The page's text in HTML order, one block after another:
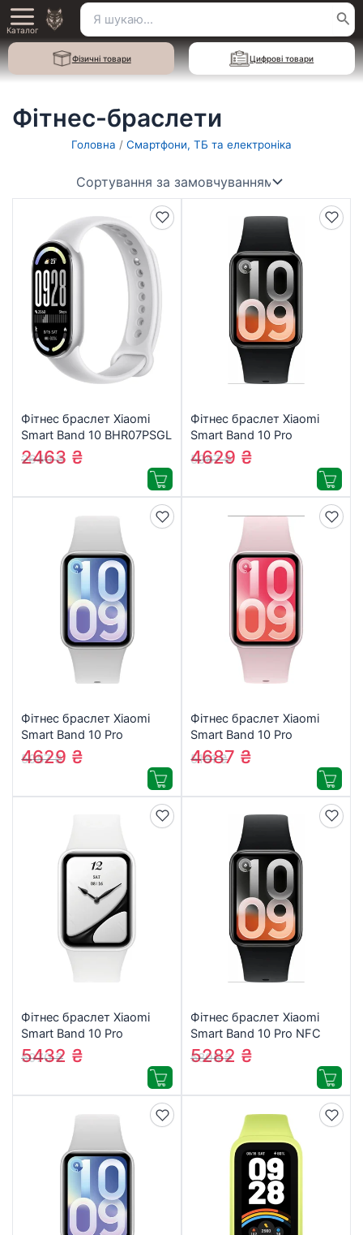
Перейти
до
вмісту
Main
Menu
Каталог
Пошук
для:
Фізичні товари Цифрові товари
Фітнес-браслети
Головна / Смартфони, ТБ та електроніка
Фітнес браслет Xiaomi
Smart Band 10 BHR07PSGL
Срібний (1146725)
2649₴
2463 ₴
Фітнес браслет Xiaomi
Smart Band 10 Pro
BHR08W9GL Midnight
Black (1207856)
5087₴
4629 ₴
Фітнес браслет Xiaomi
Smart Band 10 Pro
BHR08WBGL Glacier Silver
(1207857)
5087₴
4629 ₴
Фітнес браслет Xiaomi
Smart Band 10 Pro
BHR08WGGL Lavender
pink (1207858)
5151₴
4687 ₴
Фітнес браслет Xiaomi
Smart Band 10 Pro
BHR095AGL Ceramic
Edition (1207861)
5970₴
5432 ₴
Фітнес браслет Xiaomi
Smart Band 10 Pro NFC
BHR0959GL Midnight
Black (1207860)
5805₴
5282 ₴